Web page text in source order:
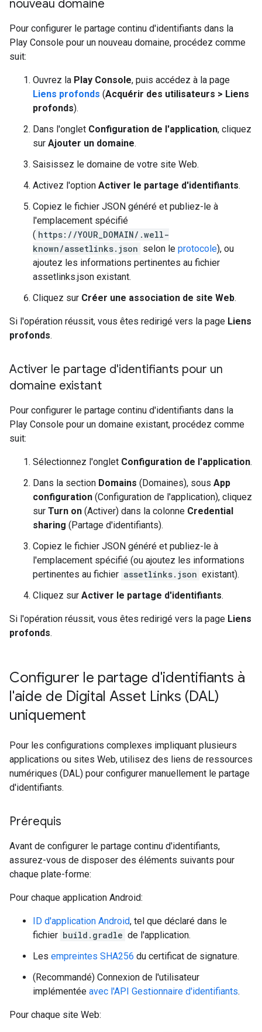
nouveau domaine
Pour configurer le partage continu d'identifiants dans la
Play Console pour un nouveau domaine, procédez comme
suit:
Ouvrez la Play Console, puis accédez à la page
Liens profonds (Acquérir des utilisateurs > Liens
profonds).
Dans l'onglet Configuration de l'application, cliquez
sur Ajouter un domaine.
Saisissez le domaine de votre site Web.
Activez l'option Activer le partage d'identifiants.
Copiez le fichier JSON généré et publiez-le à
l'emplacement spécifié
( https://YOUR_DOMAIN/.well-
known/assetlinks.json selon le protocole), ou
ajoutez les informations pertinentes au fichier
assetlinks.json existant.
Cliquez sur Créer une association de site Web.
Si l'opération réussit, vous êtes redirigé vers la page Liens
profonds.
Activer le partage d'identifiants pour un
domaine existant
Pour configurer le partage continu d'identifiants dans la
Play Console pour un domaine existant, procédez comme
suit:
Sélectionnez l'onglet Configuration de l'application.
Dans la section Domains (Domaines), sous App
configuration (Configuration de l'application), cliquez
sur Turn on (Activer) dans la colonne Credential
sharing (Partage d'identifiants).
Copiez le fichier JSON généré et publiez-le à
l'emplacement spécifié (ou ajoutez les informations
pertinentes au fichier assetlinks.json existant).
Cliquez sur Activer le partage d'identifiants.
Si l'opération réussit, vous êtes redirigé vers la page Liens
profonds.
Configurer le partage d'identifiants à
l'aide de Digital Asset Links (DAL)
uniquement
Pour les configurations complexes impliquant plusieurs
applications ou sites Web, utilisez des liens de ressources
numériques (DAL) pour configurer manuellement le partage
d'identifiants.
Prérequis
Avant de configurer le partage continu d'identifiants,
assurez-vous de disposer des éléments suivants pour
chaque plate-forme:
Pour chaque application Android:
ID d'application Android, tel que déclaré dans le
fichier build.gradle de l'application.
Les empreintes SHA256 du certificat de signature.
(Recommandé) Connexion de l'utilisateur
implémentée avec l'API Gestionnaire d'identifiants.
Pour chaque site Web: